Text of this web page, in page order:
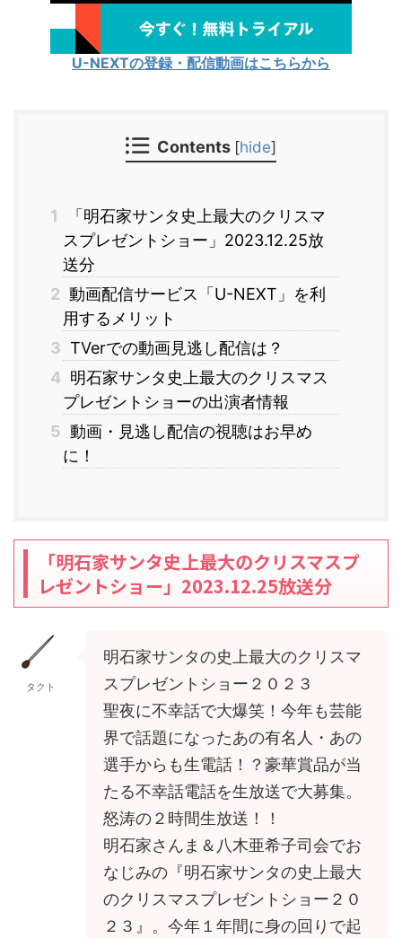
U-NEXTの登録・配信動画はこちらから
Contents [hide]
1
「明石家サンタ史上最大のクリスマ
スプレゼントショー」2023.12.25放
送分
2 動画配信サービス「U-NEXT」を利
用するメリット
3 TVerでの動画見逃し配信は？
4 明石家サンタ史上最大のクリスマス
プレゼントショーの出演者情報
5 動画・見逃し配信の視聴はお早め
に！
「明石家サンタ史上最大のクリスマスプ
レゼントショー」2023.12.25放送分
タクト
明石家サンタの史上最大のクリスマ
スプレゼントショー２０２３
聖夜に不幸話で大爆笑！今年も芸能
界で話題になったあの有名人・あの
選手からも生電話！？豪華賞品が当
たる不幸話電話を生放送で大募集。
怒涛の２時間生放送！！
明石家さんま＆八木亜希子司会でお
なじみの『明石家サンタの史上最大
のクリスマスプレゼントショー２０
２３』。今年１年間に身の回りで起